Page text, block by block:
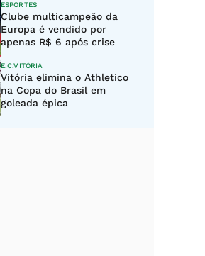
ESPORTES
Clube multicampeão da
Europa é vendido por
apenas R$ 6 após crise
E.C.VITÓRIA
Vitória elimina o Athletico
na Copa do Brasil em
goleada épica